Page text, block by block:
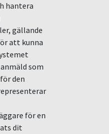
hantera
gällande
att kunna
som
den
för en
dit